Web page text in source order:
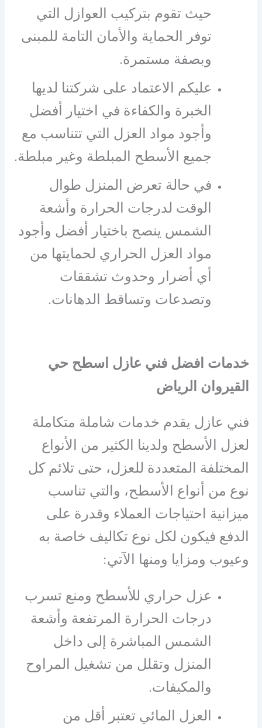
حيث تقوم بتركيب العوازل التي
توفر الحماية والأمان التامة للمبنى
وبصفة مستمرة.
عليكم الاعتماد على شركتنا لديها
الخبرة والكفاءة في اختيار أفضل
وأجود مواد العزل التي تتناسب مع
جميع الأسطح المبلطة وغير مبلطة.
في حالة تعرض المنزل طوال
الوقت لدرجات الحرارة وأشعة
الشمس ينصح باختيار أفضل وأجود
مواد العزل الحراري لحمايتها من
أي أضرار وحدوث تشققات
وتصدعات وتساقط الدهانات.
خدمات افضل فني عازل اسطح حي
القيروان الرياض
فني عازل يقدم خدمات شاملة متكاملة
لعزل الأسطح ولدينا الكثير من الأنواع
المختلفة المتعددة للعزل، حتى تلائم كل
نوع من أنواع الأسطح، والتي تناسب
ميزانية احتياجات العملاء وقدرة على
الدفع فيكون لكل نوع تكاليف خاصة به
وعيوب ومزايا ومنها الآتي:
عزل حراري للأسطح ومنع تسرب
درجات الحرارة المرتفعة وأشعة
الشمس المباشرة إلى داخل
المنزل وتقلل من تشغيل المراوح
والمكيفات.
العزل المائي تعتبر أقل من